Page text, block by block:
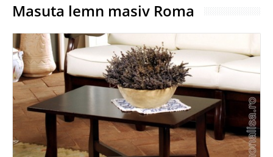
Masuta lemn masiv Roma